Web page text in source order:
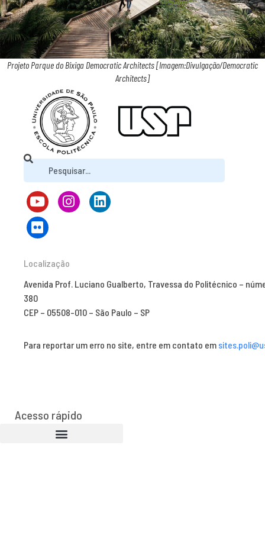
Projeto Parque do Bixiga Democratic Architects [Imagem:Divulgação/Democratic
Architects]
Localização
Avenida Prof. Luciano Gualberto, Travessa do Politécnico –
380
CEP – 05508-010 – São Paulo – SP
Para reportar um erro no site, entre em contato em
Acesso rápido